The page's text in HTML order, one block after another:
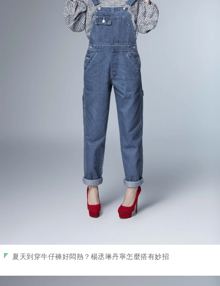
夏天到穿牛仔褲好悶熱？楊丞琳丹寧怎麼搭有妙招